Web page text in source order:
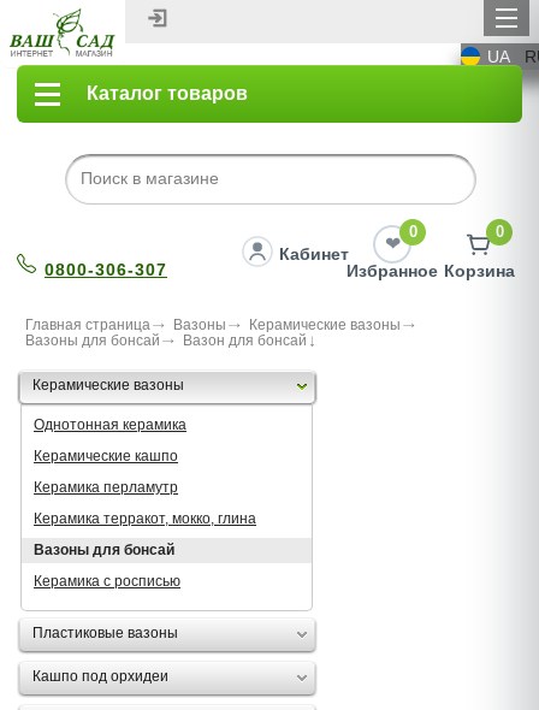
UA
Каталог товаров
0800-306-307
Кабинет
0
Избранное
0
Корзина
Главная страница Вазоны
Керамические вазоны
Вазоны для бонсай
Вазон для бонсай
Керамические вазоны
Однотонная керамика
Керамические кашпо
Керамика перламутр
Керамика терракот, мокко, глина
Вазоны для бонсай
Керамика с росписью
Пластиковые вазоны
Кашпо под орхидеи